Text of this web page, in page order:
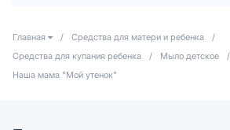
Главная / Средства для матери и ребенка
/
Средства для купания ребенка
/ Мыло детское
/
Наша мама "Мой утенок"